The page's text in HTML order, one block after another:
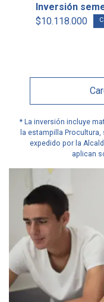
Inversión
$10.118.000
* La inversión incluye
la estampilla Procultura,
expedido por la
aplican